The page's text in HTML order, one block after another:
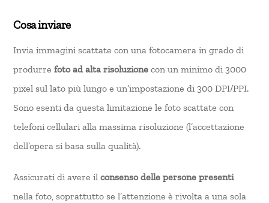
Cosa inviare
Invia immagini scattate con una fotocamera in grado di
produrrefoto ad alta risoluzione con un minimo di 3000
pixel sul lato più lungo e un’impostazione di 300 DPI/PPI.
Sono esenti da questa limitazione le foto scattate con
telefoni cellulari alla massima risoluzione (l’accettazione
dell’opera si basa sulla qualità).
Assicurati di avere ilconsenso delle persone presenti
nella foto, soprattutto se l’attenzione è rivolta a una sola